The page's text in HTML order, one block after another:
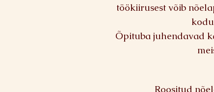
töökiirusest võib
Õpituba juhendavad
Roositud